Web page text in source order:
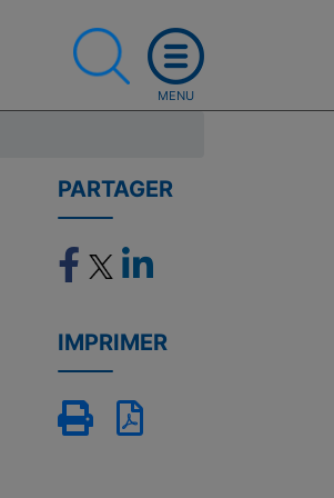
PARTAGER
IMPRIMER